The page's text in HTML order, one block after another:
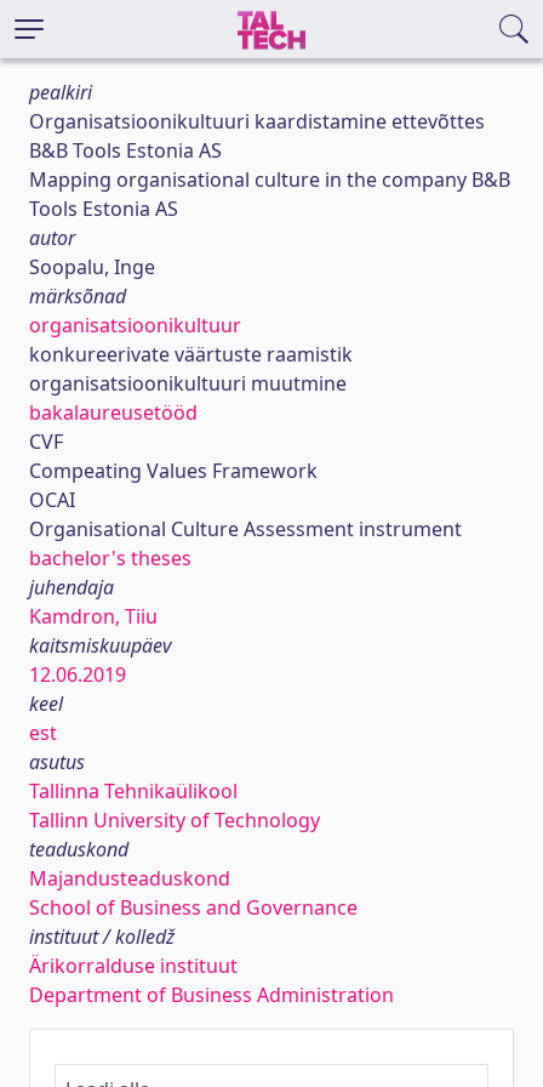
pealkiri
Organisatsioonikultuuri kaardistamine ettevõttes
B&B Tools Estonia AS
Mapping organisational culture in the company B&B
Tools Estonia AS
autor
Soopalu, Inge
märksõnad
organisatsioonikultuur
konkureerivate väärtuste raamistik
organisatsioonikultuuri muutmine
bakalaureusetööd
CVF
Compeating Values Framework
OCAI
Organisational Culture Assessment instrument
bachelor's theses
juhendaja
Kamdron, Tiiu
kaitsmiskuupäev
12.06.2019
keel
est
asutus
Tallinna Tehnikaülikool
Tallinn University of Technology
teaduskond
Majandusteaduskond
School of Business and Governance
instituut / kolledž
Ärikorralduse instituut
Department of Business Administration